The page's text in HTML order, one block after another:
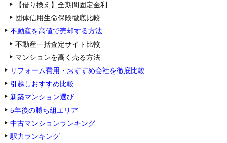
【借り換え】全期間固定金利
団体信用生命保険徹底比較
不動産を高値で売却する方法
不動産一括査定サイト比較
マンションを高く売る方法
リフォーム費用・おすすめ会社を徹底比較
引越しおすすめ比較
新築マンション選び
5年後の勝ち組エリア
中古マンションランキング
駅力ランキング